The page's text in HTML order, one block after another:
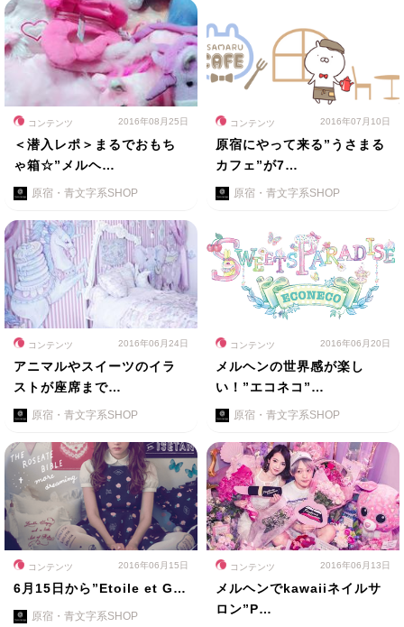
コンテンツ 2016年08月25日
＜潜入レポ＞まるでおもち
ゃ箱☆”メルヘ…
原宿・青文字系SHOP
コンテンツ 2016年07月10日
原宿にやって来る”うさまる
カフェ”が7…
原宿・青文字系SHOP
コンテンツ 2016年06月24日
アニマルやスイーツのイラ
ストが座席まで…
原宿・青文字系SHOP
コンテンツ 2016年06月20日
メルヘンの世界感が楽し
い！”エコネコ”…
原宿・青文字系SHOP
コンテンツ 2016年06月15日
6月15日から”Etoile et G…
原宿・青文字系SHOP
コンテンツ 2016年06月13日
メルヘンでkawaiiネイルサ
ロン”P…